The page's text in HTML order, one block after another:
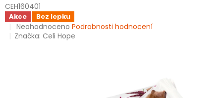
CEH160401
Akce Bez lepku
Průměrné
hodnocení
Neohodnoceno Podrobnosti hodnocení
Značka:Celi Hope